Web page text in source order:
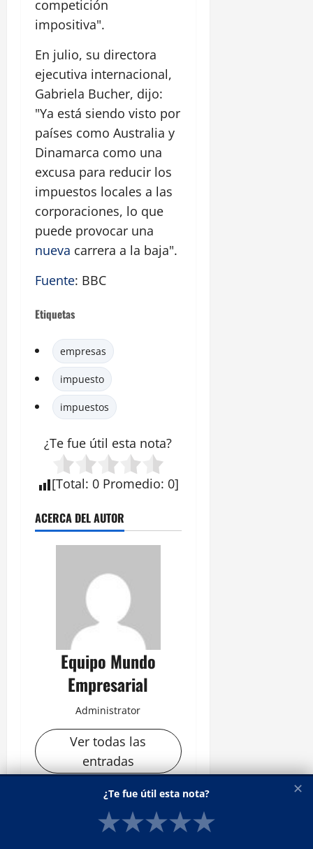
competición
impositiva".
En julio, su directora
ejecutiva internacional,
Gabriela Bucher, dijo:
"Ya está siendo visto por
países como Australia y
Dinamarca como una
excusa para reducir los
impuestos locales a las
corporaciones, lo que
puede provocar una
nueva carrera a la baja".
Fuente: BBC
Etiquetas
empresas
impuesto
impuestos
¿Te fue útil esta nota?
[Total: 0 Promedio: 0]
ACERCA DEL AUTOR
Equipo Mundo
Empresarial
Administrator
Ver todas las
entradas
México busca estatizar la
✕
¿Te fue útil esta nota?
★★★★★